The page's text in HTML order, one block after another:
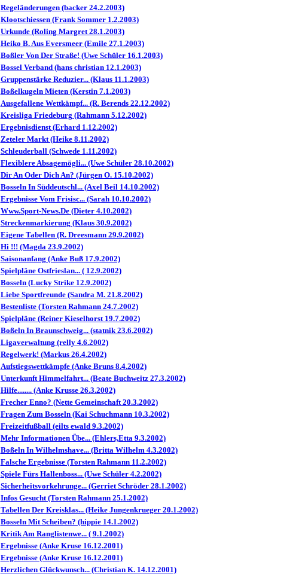
Regeländerungen (backer 24.2.2003)
Klootschiessen (Frank Sommer 1.2.2003)
Urkunde (Roling Margret 28.1.2003)
Heiko B. Aus Eversmeer (Emile 27.1.2003)
Boßler Von Der Straße! (Uwe Schüler 16.1.2003)
Bossel Verband (hans christian 12.1.2003)
Gruppenstärke Reduzier... (Klaus 11.1.2003)
Boßelkugeln Mieten (Kerstin 7.1.2003)
Ausgefallene Wettkämpf... (R. Berends 22.12.2002)
Kreisliga Friedeburg (Rahmann 5.12.2002)
Ergebnisdienst (Erhard 1.12.2002)
Zeteler Markt (Heike 8.11.2002)
Schleuderball (Schwede 1.11.2002)
Flexiblere Absagemögli... (Uwe Schüler 28.10.2002)
Dir An Oder Dich An? (Jürgen O. 15.10.2002)
Bosseln In Süddeutschl... (Axel Beil 14.10.2002)
Ergebnisse Vom Frisisc... (Sarah 10.10.2002)
Www.Sport-News.De (Dieter 4.10.2002)
Streckenmarkierung (Klaus 30.9.2002)
Eigene Tabellen (R. Dreesmann 29.9.2002)
Hi !!! (Magda 23.9.2002)
Saisonanfang (Anke Buß 17.9.2002)
Spielpläne Ostfrieslan... ( 12.9.2002)
Bosseln (Lucky Strike 12.9.2002)
Liebe Sportfreunde (Sandra M. 21.8.2002)
Bestenliste (Torsten Rahmann 24.7.2002)
Spielpläne (Reiner Kieselhorst 19.7.2002)
Boßeln In Braunschweig... (statnik 23.6.2002)
Ligaverwaltung (relly 4.6.2002)
Regelwerk! (Markus 26.4.2002)
Aufstiegswettkämpfe (Anke Bruns 8.4.2002)
Unterkunft Himmelfahrt... (Beate Buchweitz 27.3.2002)
Hilfe........ (Anke Krusse 26.3.2002)
Frecher Enno? (Nette Gemeinschaft 20.3.2002)
Fragen Zum Bosseln (Kai Schuchmann 10.3.2002)
Freizeitfußball (eilts ewald 9.3.2002)
Mehr Informationen Übe... (Ehlers,Etta 9.3.2002)
Boßeln In Wilhelmshave... (Britta Wilhelm 4.3.2002)
Falsche Ergebnisse (Torsten Rahmann 11.2.2002)
Spiele Fürs Hallenboss... (Uwe Schüler 4.2.2002)
Sicherheitsvorkehrunge... (Gerriet Schröder 28.1.2002)
Infos Gesucht (Torsten Rahmann 25.1.2002)
Tabellen Der Kreisklas... (Heike Jungenkrueger 20.1.2002)
Bosseln Mit Scheiben? (hippie 14.1.2002)
Kritik Am Ranglistenwe... ( 9.1.2002)
Ergebnisse (Anke Kruse 16.12.2001)
Ergebnisse (Anke Kruse 16.12.2001)
Herzlichen Glückwunsch... (Christian K. 14.12.2001)